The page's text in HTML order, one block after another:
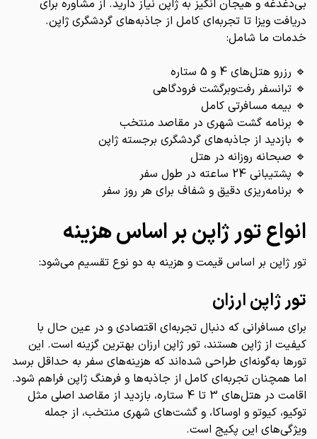
بی‌دغدغه و هیجان انگیز به ژاپن نیاز دارید. از مشاوره برای
دریافت ویزا تا تجربه‌ای کامل از جاذبه‌های گردشگری ژاپن.
خدمات ما شامل:
🔹 رزرو هتل‌های 4 و 5 ستاره
🔹 ترانسفر رفت‌وبرگشت فرودگاهی
🔹 بیمه مسافرتی کامل
🔹 برنامه گشت شهری در مقاصد منتخب
🔹 بازدید از جاذبه‌های گردشگری برجسته ژاپن
🔹 صبحانه روزانه در هتل
🔹 پشتیبانی 24 ساعته در طول سفر
🔹 برنامه‌ریزی دقیق و شفاف برای هر روز سفر
انواع تور ژاپن بر اساس هزینه
تور ژاپن بر اساس قیمت و هزینه به دو نوع تقسیم می‌شود:
تور ژاپن ارزان
برای مسافرانی که دنبال تجربه‌ای اقتصادی و در عین حال با
کیفیت از ژاپن هستند، تور ژاپن ارزان بهترین گزینه است. این
تورها به‌گونه‌ای طراحی شده‌اند که هزینه‌های سفر به حداقل برسد
اما همچنان تجربه‌ای کامل از جاذبه‌ها و فرهنگ ژاپن فراهم شود.
اقامت در هتل‌های 3 تا 4 ستاره، بازدید از مقاصد اصلی مثل
توکیو، کیوتو و اوساکا، و گشت‌های شهری منتخب، از جمله
ویژگی‌های این پکیج است.